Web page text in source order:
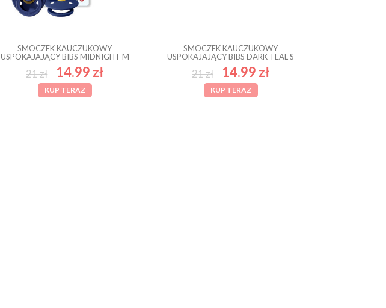
SMOCZEK KAUCZUKOWY
USPOKAJAJĄCY BIBS MIDNIGHT M
21 zł 14.99 zł
KUP TERAZ
SMOCZEK KAUCZUKOWY
USPOKAJAJĄCY BIBS DARK TEAL S
21 zł 14.99 zł
KUP TERAZ